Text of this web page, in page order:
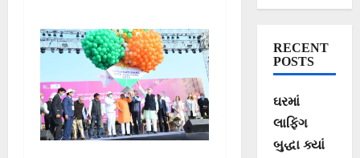
ભૂપેન્દ્ર પટેલ
RECENT
POSTS
ઘરમાં
લાફિંગ
બુદ્ધા ક્યાં